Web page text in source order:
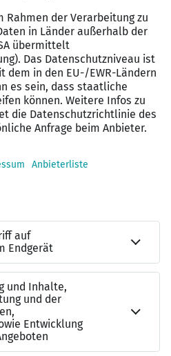
Office Möglichkeiten
&
sind wir deutschland- und
für
Wünsche sind bei
Profitieren Sie von unserem